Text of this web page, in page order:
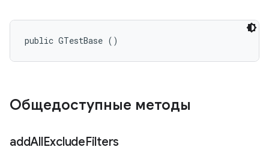
public GTestBase ()
Общедоступные методы
addAllExcludeFilters